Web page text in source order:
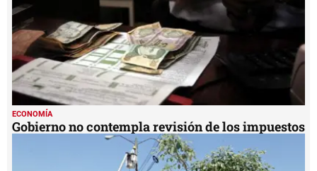
ECONOMÍA
Gobierno no contempla revisión de los impuestos